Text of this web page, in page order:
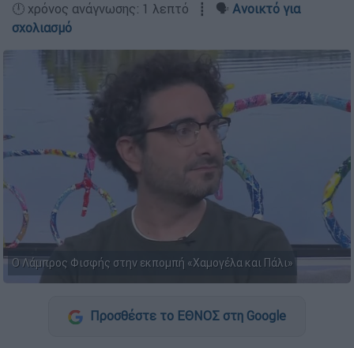
🕛 χρόνος ανάγνωσης: 1 λεπτό ┋ 🗣️ Ανοικτό για
σχολιασμό
Ο Λάμπρος Φισφής στην εκπομπή «Χαμογέλα και Πάλι»
Προσθέστε το ΕΘΝΟΣ στη Google